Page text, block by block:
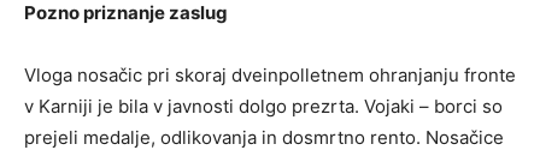
Pozno priznanje zaslug
Vloga nosačic pri skoraj dveinpolletnem ohranjanju fronte
v Karniji je bila v javnosti dolgo prezrta. Vojaki – borci so
prejeli medalje, odlikovanja in dosmrtno rento. Nosačice